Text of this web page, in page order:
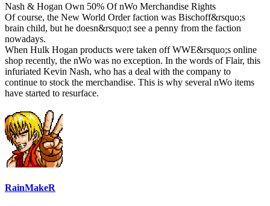
Nash & Hogan Own 50% Of nWo Merchandise Rights
Of course, the New World Order faction was Bischoff&rsquo;s
brain child, but he doesn&rsquo;t see a penny from the faction
nowadays.
When Hulk Hogan products were taken off WWE&rsquo;s online
shop recently, the nWo was no exception. In the words of Flair, this
infuriated Kevin Nash, who has a deal with the company to
continue to stock the merchandise. This is why several nWo items
have started to resurface.
RainMakeR